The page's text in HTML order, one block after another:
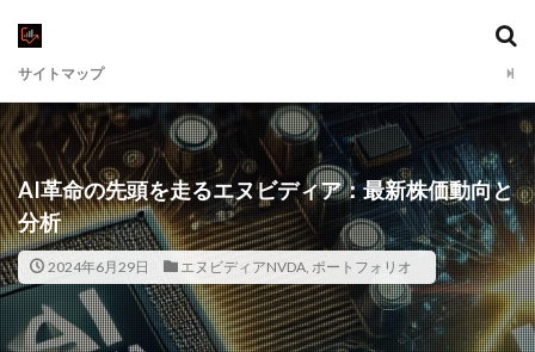
サイトマップ
AI革命の先頭を走るエヌビディア：最新株価動向と
分析
2024年6月29日 エヌビディアNVDA, ポートフォリオ